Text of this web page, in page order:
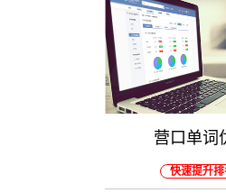
营口单词
快速提升排